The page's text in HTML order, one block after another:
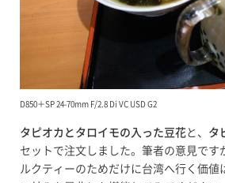
D850＋SP 24-70mm F/2.8 Di VC USD G2
タピオカとタロイモの入った豆花 と、 タ
セットで注文しました。筆者の意見です
ルクティーのためだけに台湾へ行く価値